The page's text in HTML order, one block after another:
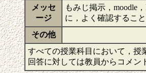
メッセ
ージ
もみじ掲示，moodle
に，よく確認すること
その他
すべての授業科目において，授
回答に対しては教員からコメ